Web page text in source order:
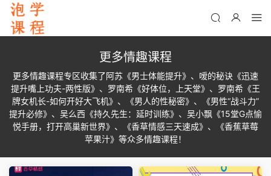
更多情趣课程
更多情趣课程专区收集了阿苏《男士体能提升》、嗳的秘诀《迅速
提升嘴上功夫-两性版》、罗南希《好体位，上天堂》、罗南希《王
牌女机长-如何开好大飞机》、《男人的性秘密》、《男性“战斗力”
提升必修》、吴么西《持久先生：延时训练》、吴小飘《15堂G点愉
悦手册，打开高巢新世界》、《香草情感三天速成》、《香蕉草莓
苹果汁》等众多情趣课程！